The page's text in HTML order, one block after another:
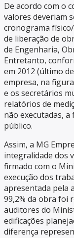
De acordo com o
valores deveriam
cronograma
de liberação de
de Engenharia,
Entretanto,
em 2012 (último
empresa, na
e os secretários
relatórios de
não executadas,
público.
Assim, a MG
integralidade dos
firmado com o
execução dos
apresentada pela
99,2% da obra foi
auditores do
edificações
diferença